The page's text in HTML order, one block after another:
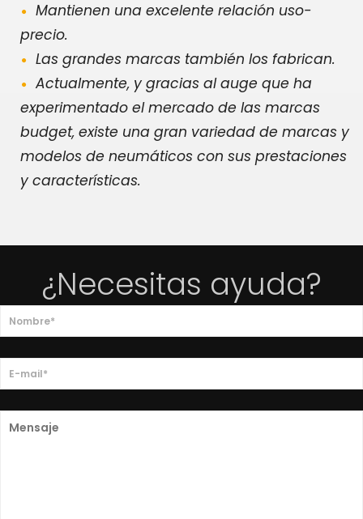
Mantienen una excelente relación uso-
precio.
Las grandes marcas también los fabrican.
Actualmente, y gracias al auge que ha
experimentado el mercado de las marcas
budget, existe una gran variedad de marcas y
modelos de neumáticos con sus prestaciones
y características.
¿Necesitas ayuda?